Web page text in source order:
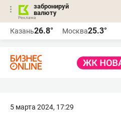
забронируй
валюту
Казань26.8° Москва25.3°
5 марта 2024, 17:29